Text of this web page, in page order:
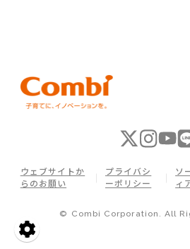
© Combi Corporation. All
ウェブサイトか
らのお願い
プライバシ
ーポリシー
ソ
ィ